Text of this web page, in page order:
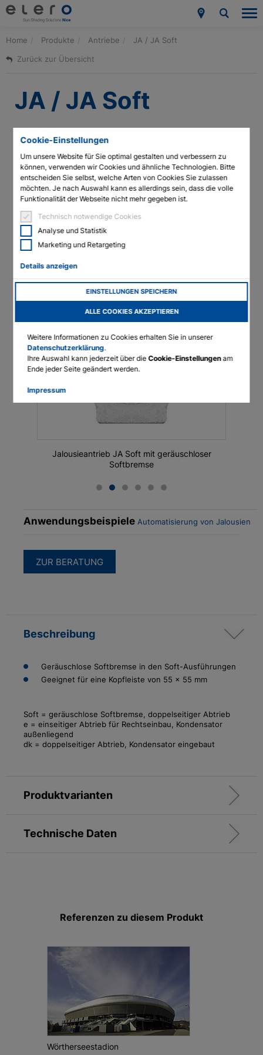
Cookie-Einstellungen
Um unsere Website für Sie optimal gestalten und verbessern zu
können, verwenden wir Cookies und ähnliche Technologien. Bitte
entscheiden Sie selbst, welche Arten von Cookies Sie zulassen
möchten. Je nach Auswahl kann es allerdings sein, dass die volle
Funktionalität der Webseite nicht mehr gegeben ist.
Technisch notwendige Cookies
Analyse und Statistik
Marketing und Retargeting
Details anzeigen
EINSTELLUNGEN SPEICHERN
ALLE COOKIES AKZEPTIEREN
Weitere Informationen zu Cookies erhalten Sie in unserer
Datenschutzerklärung.
Ihre Auswahl kann jederzeit über dieCookie-Einstellungenam
Ende jeder Seite geändert werden.
Impressum
Produkte
Aktuelles & Presse
Kontakt
Downloads & Service
Händlersuche
Fachpartner-Bereich
Linearantriebstechnik
English
Deutsch
Francais
Home Produkte Antriebe
JA / JA Soft
Zurück zur Übersicht
JA / JA Soft
Kategorie
Jalousieantriebe
Der Jalousieantrieb in drei verschiendenen Ausführungen
(Soft, e, dk). Je nach Anforderung mit Softbremse, einseitigem
oder doppelseitigem Abtrieb. Endabschaltung erfolgt
mechanisch.
Eigenschaften
Anwendungen
Endabschaltung
Kabelgebunden
Jalousieantrieb JA Soft mit geräuschloser
Softbremse
Anwendungsbeispiele Automatisierung von Jalousien
ZUR BERATUNG
Beschreibung
Geräuschlose Softbremse in den Soft-Ausführungen
Geeignet für eine Kopfleiste von 55 x 55 mm
Soft = geräuschlose Softbremse, doppelseitiger Abtrieb
e = einseitiger Abtrieb für Rechtseinbau, Kondensator
außenliegend
dk = doppelseitiger Abtrieb, Kondensator eingebaut
Produktvarianten
Technische Daten
Referenzen zu diesem Produkt
Wörtherseestadion